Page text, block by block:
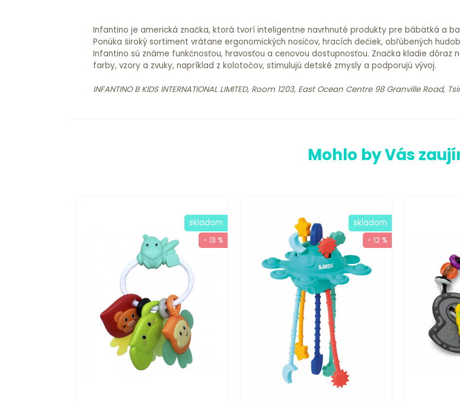
Infantino je americká značka, ktorá tvorí inteligentne navrhnuté produkty pre bábätká a
Ponúka široký sortiment vrátane ergonomických nosičov, hracích dečiek, obľúbených
Infantino sú známe funkčnosťou, hravosťou a cenovou dostupnosťou. Značka kladie dôraz
farby, vzory a zvuky, napríklad z kolotočov, stimulujú detské zmysly a podporujú vývoj.
INFANTINO B KIDS INTERNATIONAL LIMITED, Room 1203, East Ocean Centre 98 Granville
Mohlo by Vás
skladom
- 13 %
skladom
- 12 %